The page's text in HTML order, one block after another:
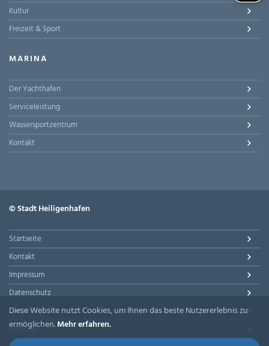
Kultur
Freizeit & Sport
MARINA
Der Yachthafen
Serviceleistung
Wassersportzentrum
Kontakt
© Stadt Heiligenhafen
Startseite
Kontakt
Impressum
Datenschutz
Suche
Sitemap
Diese Website nutzt Cookies, um Ihnen das beste Nutzererlebnis zu
ermöglichen.Mehr erfahren.